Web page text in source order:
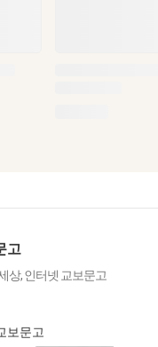
고
상, 인터넷 교보문고
보문고